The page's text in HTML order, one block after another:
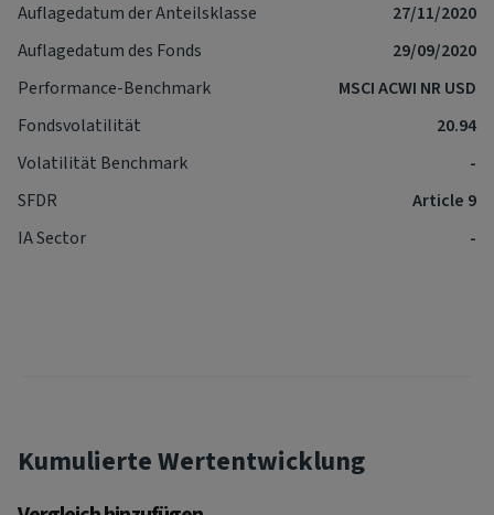
Auflagedatum der Anteilsklasse
27/11/2020
Auflagedatum des Fonds
29/09/2020
Performance-Benchmark
MSCI ACWI NR USD
Fondsvolatilität
20.94
Volatilität Benchmark
-
SFDR
Article 9
IA Sector
-
Kumulierte Wertentwicklung